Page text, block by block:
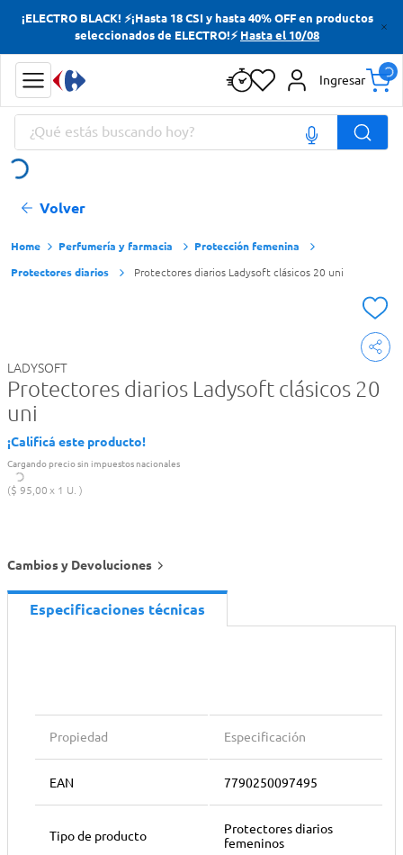
¡ELECTRO BLACK! ⚡¡Hasta 18 CSI y hasta 40% OFF en productos
seleccionados de ELECTRO!⚡ Hasta el 10/08
Ingresar
¿Qué estás buscando hoy?
Volver
Perfumería y farmacia
Protección femenina
Protectores diarios
Protectores diarios Ladysoft clásicos 20 uni
LADYSOFT
Protectores diarios Ladysoft clásicos 20
uni
¡Calificá este producto!
Cargando precio sin impuestos nacionales
$ 95,00 1 U.
Cambios y Devoluciones
Especificaciones técnicas
Propiedad Especificación
EAN 7790250097495
Tipo de producto
Protectores diarios
femeninos
Términos más buscados
Yerba
Cerveza
Doves
Términos más buscados
Yerba
Cerveza
Doves
Jabon Tocador